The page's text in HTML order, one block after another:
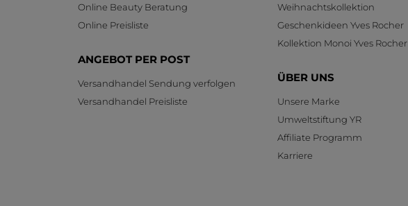
Online Beauty Beratung
Online Preisliste
ANGEBOT PER POST
Versandhandel Sendung verfolgen
Versandhandel Preisliste
Weihnachtskollektion
Geschenkideen Yves Rocher
Kollektion Monoi Yves Rocher
ÜBER UNS
Unsere Marke
Umweltstiftung YR
Affiliate Programm
Karriere